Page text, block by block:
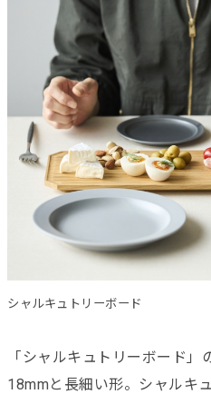
シャルキュトリーボード
「シャルキュトリーボード
18mmと長細い形。シャルキ